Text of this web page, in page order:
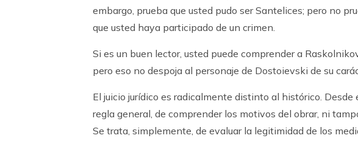
embargo, prueba que usted pudo ser Santelices; pero no
que usted haya participado de un crimen.
Si es un buen lector, usted puede comprender a
pero eso no despoja al personaje de Dostoievski de su
El juicio jurídico es radicalmente distinto al histórico.
regla general, de comprender los motivos del obrar, ni
Se trata, simplemente, de evaluar la legitimidad de los